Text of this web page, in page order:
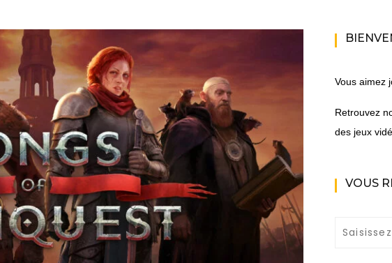
2 joueurs
2 joueurs et plus
En coop’
En versus
Jeux Access+
En versus
Local en écran partagé
En ligne
MMORPG
Par plateforme
PC
PS4
PS5
Vous aimez
Retrouvez
des jeux
VOUS